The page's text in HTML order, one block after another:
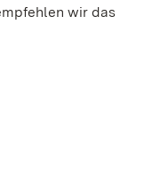
wir das